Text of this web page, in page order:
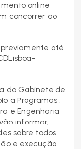
online
concorrer ao
até
do Gabinete de
a Programas ,
e Engenharia
informar,
sobre todos
e execução